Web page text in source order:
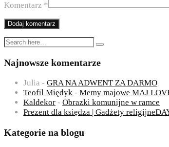
Komentarz *
Najnowsze komentarze
Julia - GRA NA ADWENT ZA DARMO
Teofil Międyk - Memy majowe MAJ
Kaldekor - Obrazki komunijne w ramce
Prezent dla księdza | Gadżety
Kategorie na blogu